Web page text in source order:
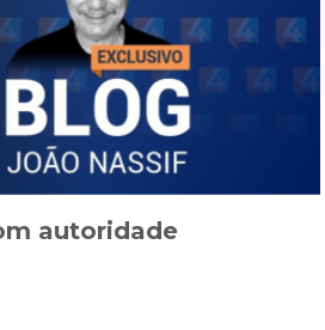
autoridade